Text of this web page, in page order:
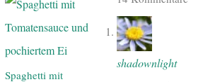
Spaghetti mit
shadownlight